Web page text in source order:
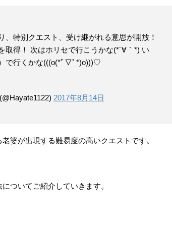
、特別クエスト、受け継がれる意思が開放！
取得！ 次はホリセで行こうかな(*´∀｀*) い
で行くかな(((o(*ﾟ▽ﾟ*)o)))♡
2017年8月14日
婆が出現する難易度の高いクエストです。
ついてご紹介していきます。